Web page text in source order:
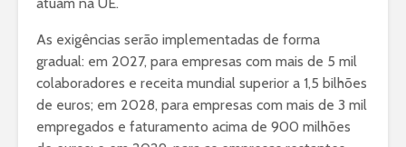
As exigências serão implementadas de forma
gradual: em 2027, para empresas com mais de 5 mil
colaboradores e receita mundial superior a 1,5 bilhões
de euros; em 2028, para empresas com mais de 3 mil
empregados e faturamento acima de 900 milhões